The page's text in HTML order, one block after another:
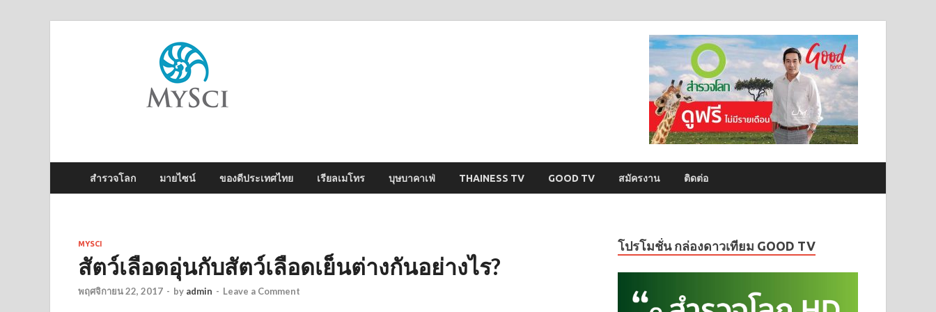
สำรวจโลก มายไซน์ ของดีประเทศไทย เรียลเมโทร บุษบาคาเฟ่ THAINESS TV GOOD TV สมัครงาน ติดต่อ
MYSCI
สัตว์เลือดอุ่นกับสัตว์เลือดเย็นต่างกันอย่างไร?
พฤศจิกายน 22, 2017 - by admin - Leave a Comment
โปรโมชั่น กล่องดาวเทียม GOOD TV